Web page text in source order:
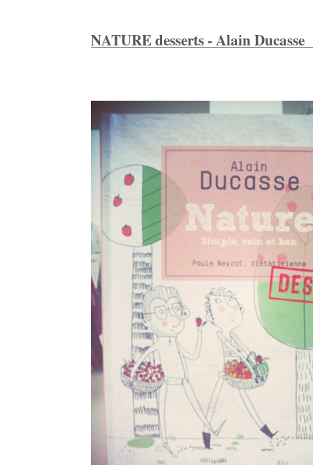
NATURE desserts - Alain Ducasse